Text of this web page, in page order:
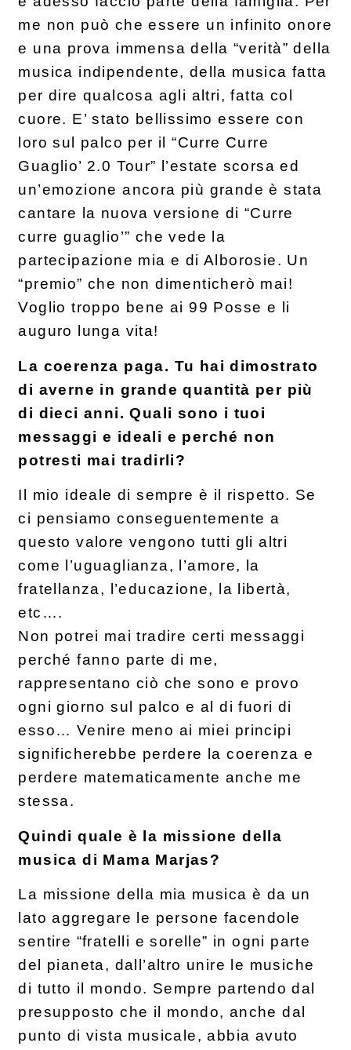
me non può che essere un infinito onore
e una prova immensa della “verità” della
musica indipendente, della musica fatta
per dire qualcosa agli altri, fatta col
cuore. E’ stato bellissimo essere con
loro sul palco per il “Curre Curre
Guaglio’ 2.0 Tour” l’estate scorsa ed
un’emozione ancora più grande è stata
cantare la nuova versione di “Curre
curre guaglio’” che vede la
partecipazione mia e di Alborosie. Un
“premio” che non dimenticherò mai!
Voglio troppo bene ai 99 Posse e li
auguro lunga vita!
La coerenza paga. Tu hai dimostrato
di averne in grande quantità per più
di dieci anni. Quali sono i tuoi
messaggi e ideali e perché non
potresti mai tradirli?
Il mio ideale di sempre è il rispetto. Se
ci pensiamo conseguentemente a
questo valore vengono tutti gli altri
come l’uguaglianza, l’amore, la
fratellanza, l’educazione, la libertà,
etc….
Non potrei mai tradire certi messaggi
perché fanno parte di me,
rappresentano ciò che sono e provo
ogni giorno sul palco e al di fuori di
esso… Venire meno ai miei principi
significherebbe perdere la coerenza e
perdere matematicamente anche me
stessa.
Quindi quale è la missione della
musica di Mama Marjas?
La missione della mia musica è da un
lato aggregare le persone facendole
sentire “fratelli e sorelle” in ogni parte
del pianeta, dall’altro unire le musiche
di tutto il mondo. Sempre partendo dal
presupposto che il mondo, anche dal
punto di vista musicale, abbia avuto